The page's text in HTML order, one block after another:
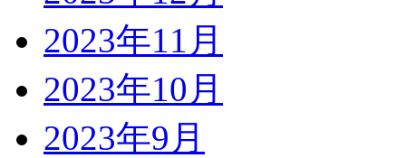
2023年11月
2023年10月
2023年9月